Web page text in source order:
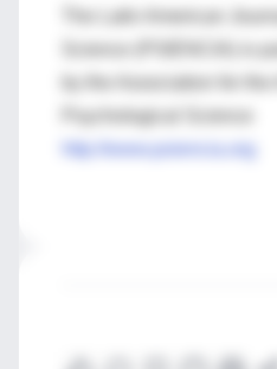
The Latin American
Psychological Science